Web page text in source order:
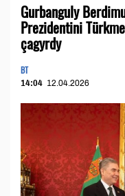
Gurbanguly
Prezidentini
çagyrdy
BT
14:04 12.04.2026